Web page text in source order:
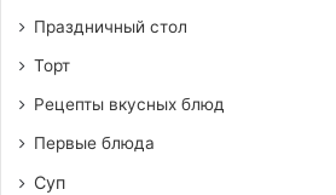
Праздничный стол
Торт
Рецепты вкусных блюд
Первые блюда
Суп